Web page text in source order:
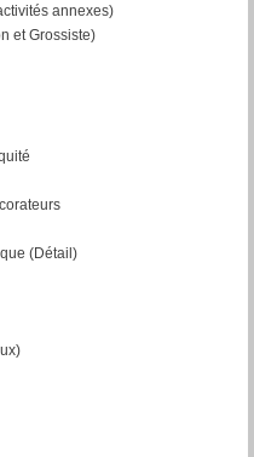
annexes)
et Grossiste)
(Détail)